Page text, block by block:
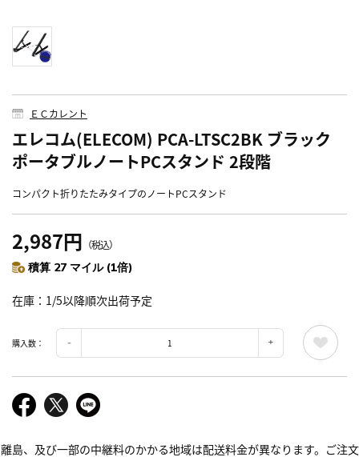
ＥＣカレント
エレコム(ELECOM) PCA-LTSC2BK ブラック
ポータブルノートPCスタンド 2段階
コンパクト折りたたみタイプのノートPCスタンド
2,987円 （税込）
積算 27 マイル (1倍)
在庫 1/5以降順次出荷予定
購入数：
離島、及び一部の中継料のかかる地域は配送料金が異なります。ご注文